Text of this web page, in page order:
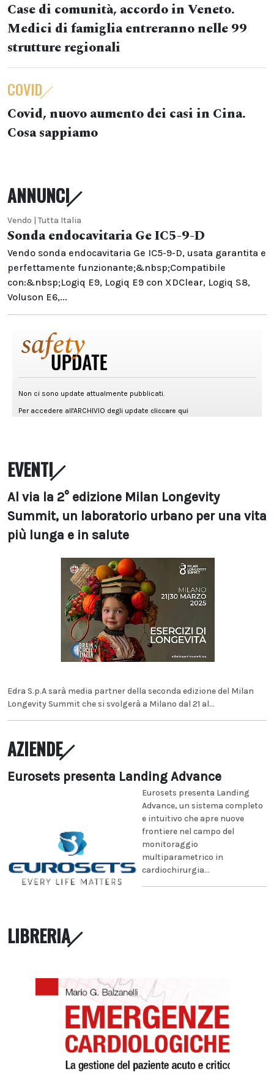
Case di comunità, accordo in Veneto.
Medici di famiglia entreranno nelle 99
strutture regionali
COVID
Covid, nuovo aumento dei casi in Cina.
Cosa sappiamo
ANNUNCI
Vendo | Tutta Italia
Sonda endocavitaria Ge IC5-9-D
Vendo sonda endocavitaria Ge IC5-9-D, usata garantita e
perfettamente funzionante;&nbsp;Compatibile
con:&nbsp;Logiq E9, Logiq E9 con XDClear, Logiq S8,
Voluson E6,...
EVENTI
Al via la 2° edizione Milan Longevity
Summit, un laboratorio urbano per una vita
più lunga e in salute
Edra S.p.A sarà media partner della seconda edizione del Milan
Longevity Summit che si svolgerà a Milano dal 21 al...
AZIENDE
Eurosets presenta Landing Advance
Eurosets presenta Landing
Advance, un sistema completo
e intuitivo che apre nuove
frontiere nel campo del
monitoraggio
multiparametrico in
cardiochirurgia...
LIBRERIA